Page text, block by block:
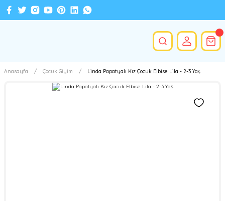
Anasayfa Çocuk Giyim Linda Papatyalı Kız Çocuk Elbise Lila - 2-3 Yaş